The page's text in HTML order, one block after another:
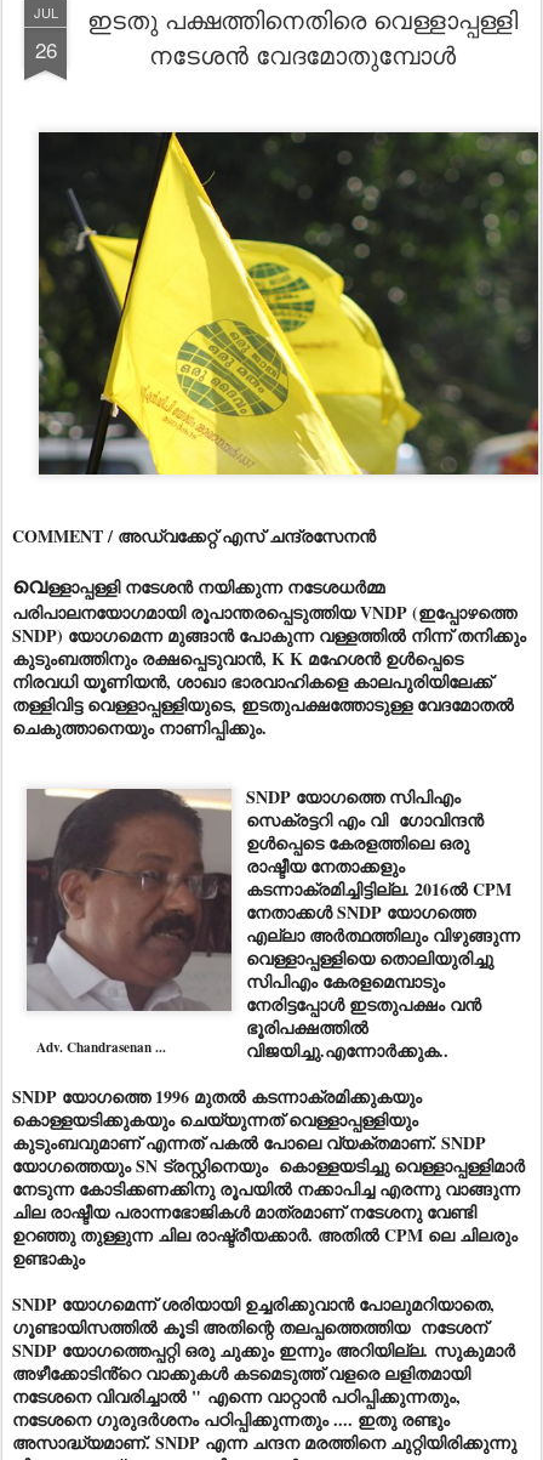
JUL
26
ഇടതു പക്ഷത്തിനെതിരെ വെള്ളാപ്പള്ളി
നടേശൻ വേദമോതുമ്പോൾ
COMMENT / അഡ്വക്കേറ്റ് എസ് ചന്ദ്രസേനൻ
വെള്ളാപ്പള്ളി നടേശൻ നയിക്കുന്ന നടേശധർമ്മ
പരിപാലനയോഗമായി രൂപാന്തരപ്പെടുത്തിയ VNDP (ഇപ്പോഴത്തെ
SNDP) യോഗമെന്ന മുങ്ങാൻ പോകുന്ന വള്ളത്തിൽ നിന്ന് തനിക്കും
കുടുംബത്തിനും രക്ഷപ്പെടുവാൻ, K K മഹേശൻ ഉൾപ്പെടെ
നിരവധി യൂണിയൻ, ശാഖാ ഭാരവാഹികളെ കാലപുരിയിലേക്ക്
തള്ളിവിട്ട വെള്ളാപ്പള്ളിയുടെ, ഇടതുപക്ഷത്തോടുള്ള വേദമോതൽ
ചെകുത്താനെയും നാണിപ്പിക്കും.
Adv. Chandrasenan ...
SNDP യോഗത്തെ സിപിഎം
സെക്രട്ടറി എം വി ഗോവിന്ദൻ
ഉൾപ്പെടെ കേരളത്തിലെ ഒരു
രാഷ്ടീയ നേതാക്കളും
കടന്നാക്രമിച്ചിട്ടില്ല. 2016ൽ CPM
നേതാക്കൾ SNDP യോഗത്തെ
എല്ലാ അർത്ഥത്തിലും വിഴുങ്ങുന്ന
വെള്ളാപ്പള്ളിയെ തൊലിയുരിച്ചു
സിപിഎം കേരളമെമ്പാടും
നേരിട്ടപ്പോൾ ഇടതുപക്ഷം വൻ
ഭൂരിപക്ഷത്തിൽ
വിജയിച്ചു.എന്നോർക്കുക..
SNDP യോഗത്തെ 1996 മുതൽ കടന്നാക്രമിക്കുകയും
കൊള്ളയടിക്കുകയും ചെയ്യുന്നത് വെള്ളാപ്പള്ളിയും
കുടുംബവുമാണ് എന്നത് പകൽ പോലെ വ്യക്തമാണ്. SNDP
യോഗത്തെയും SN ട്രസ്റ്റിനെയും കൊള്ളയടിച്ചു വെള്ളാപ്പള്ളിമാർ
നേടുന്ന കോടിക്കണക്കിനു രൂപയിൽ നക്കാപിച്ച എരന്നു വാങ്ങുന്ന
ചില രാഷ്ടീയ പരാന്നഭോജികൾ മാത്രമാണ് നടേശനു വേണ്ടി
ഉറഞ്ഞു തുള്ളുന്ന ചില രാഷ്ട്രീയക്കാർ. അതിൽ CPM ലെ ചിലരും
ഉണ്ടാകും
SNDP യോഗമെന്ന് ശരിയായി ഉച്ചരിക്കുവാൻ പോലുമറിയാതെ,
ഗൂണ്ടായിസത്തിൽ കൂടി അതിന്റെ തലപ്പത്തെത്തിയ നടേശന്
SNDP യോഗത്തെപ്പറ്റി ഒരു ചുക്കും ഇന്നും അറിയില്ല. സുകുമാർ
അഴീക്കോടിൻ്റെ വാക്കുകൾ കടമെടുത്ത് വളരെ ലളിതമായി
നടേശനെ വിവരിച്ചാൽ " എന്നെ വാറ്റാൻ പഠിപ്പിക്കുന്നതും,
നടേശനെ ഗുരുദർശനം പഠിപ്പിക്കുന്നതും .... ഇതു രണ്ടും
അസാദ്ധ്യമാണ്. SNDP എന്ന ചന്ദന മരത്തിനെ ചുറ്റിയിരിക്കുന്നു